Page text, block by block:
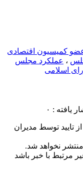
کمیسیون اقتصادی
، عملکرد مجلس
اسلامی
یافته : ۰
توسط مدیران
نخواهد شد.
مرتبط با خبر باشد